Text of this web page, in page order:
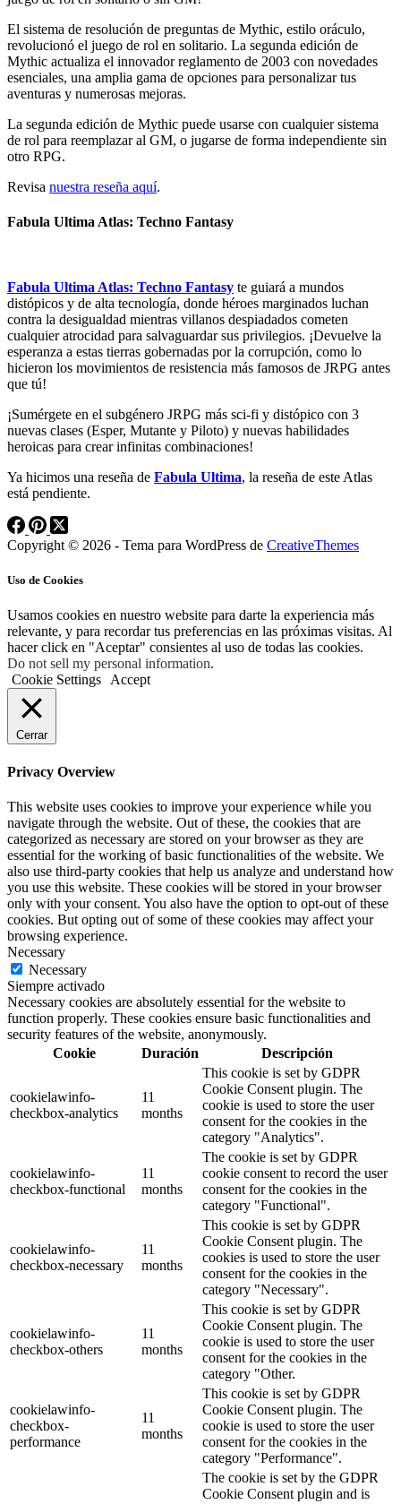
El sistema de resolución de preguntas de Mythic, estilo oráculo,
revolucionó el juego de rol en solitario. La segunda edición de
Mythic actualiza el innovador reglamento de 2003 con novedades
esenciales, una amplia gama de opciones para personalizar tus
aventuras y numerosas mejoras.
La segunda edición de Mythic puede usarse con cualquier sistema
de rol para reemplazar al GM, o jugarse de forma independiente sin
otro RPG.
Revisa nuestra reseña aquí.
Fabula Ultima Atlas: Techno Fantasy
Fabula Ultima Atlas: Techno Fantasy te guiará a mundos
distópicos y de alta tecnología, donde héroes marginados luchan
contra la desigualdad mientras villanos despiadados cometen
cualquier atrocidad para salvaguardar sus privilegios. ¡Devuelve la
esperanza a estas tierras gobernadas por la corrupción, como lo
hicieron los movimientos de resistencia más famosos de JRPG antes
que tú!
¡Sumérgete en el subgénero JRPG más sci-fi y distópico con 3
nuevas clases (Esper, Mutante y Piloto) y nuevas habilidades
heroicas para crear infinitas combinaciones!
Ya hicimos una reseña de Fabula Ultima, la reseña de este Atlas
está pendiente.
Copyright © 2026 - Tema para WordPress de CreativeThemes
Uso de Cookies
Usamos cookies en nuestro website para darte la experiencia más
relevante, y para recordar tus preferencias en las próximas visitas. Al
hacer click en "Aceptar" consientes al uso de todas las cookies.
Do not sell my personal information.
Cookie Settings Accept
Cerrar
Privacy Overview
This website uses cookies to improve your experience while you
navigate through the website. Out of these, the cookies that are
categorized as necessary are stored on your browser as they are
essential for the working of basic functionalities of the website. We
also use third-party cookies that help us analyze and understand how
you use this website. These cookies will be stored in your browser
only with your consent. You also have the option to opt-out of these
cookies. But opting out of some of these cookies may affect your
browsing experience.
Necessary
Necessary
Siempre activado
Necessary cookies are absolutely essential for the website to
function properly. These cookies ensure basic functionalities and
security features of the website, anonymously.
Cookie
Duración Descripción
cookielawinfo-
checkbox-analytics
11
months
This cookie is set by GDPR
Cookie Consent plugin. The
cookie is used to store the user
consent for the cookies in the
category "Analytics".
cookielawinfo-
checkbox-functional
11
months
The cookie is set by GDPR
cookie consent to record the user
consent for the cookies in the
category "Functional".
cookielawinfo-
checkbox-necessary
11
months
This cookie is set by GDPR
Cookie Consent plugin. The
cookies is used to store the user
consent for the cookies in the
category "Necessary".
cookielawinfo-
checkbox-others
11
months
This cookie is set by GDPR
Cookie Consent plugin. The
cookie is used to store the user
consent for the cookies in the
category "Other.
cookielawinfo-
checkbox-
performance
11
months
This cookie is set by GDPR
Cookie Consent plugin. The
cookie is used to store the user
consent for the cookies in the
category "Performance".
The cookie is set by the GDPR
Cookie Consent plugin and is